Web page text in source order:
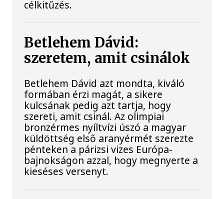
célkitűzés.
Betlehem Dávid:
szeretem, amit csinálok
Betlehem Dávid azt mondta, kiváló
formában érzi magát, a sikere
kulcsának pedig azt tartja, hogy
szereti, amit csinál. Az olimpiai
bronzérmes nyíltvízi úszó a magyar
küldöttség első aranyérmét szerezte
pénteken a párizsi vizes Európa-
bajnokságon azzal, hogy megnyerte a
kieséses versenyt.